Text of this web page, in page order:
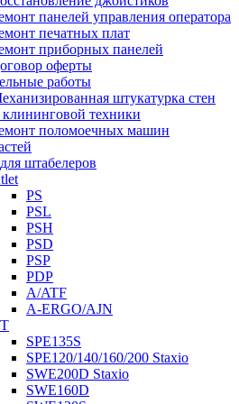
панелей управления оператора
печатных плат
приборных панелей
оферты
работы
штукатурка стен
техники
поломоечных машин
штабелеров
PS
PSL
PSH
PSD
PSP
PDP
A/ATF
A-ERGO/AJN
SPE135S
SPE120/140/160/200 Staxio
SWE200D Staxio
SWE160D